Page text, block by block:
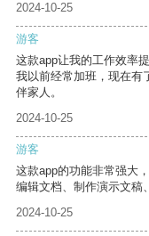
2024-10-25
游客
这款app让我的工作效率
我以前经常加班，现在有
伴家人。
2024-10-25
游客
这款app的功能非常强大
编辑文档、制作演示文稿
2024-10-25